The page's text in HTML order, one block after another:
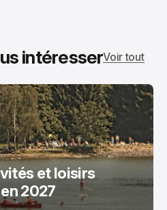
intéresserVoir tout
et loisirs
2027